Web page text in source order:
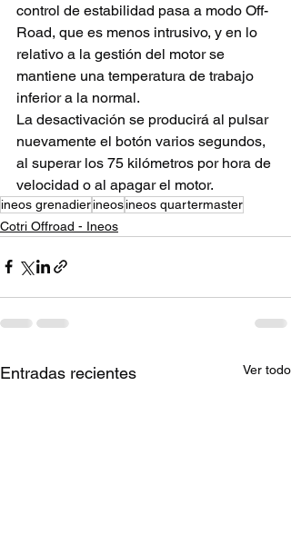
control de estabilidad pasa a modo Off-
Road, que es menos intrusivo, y en lo
relativo a la gestión del motor se
mantiene una temperatura de trabajo
inferior a la normal.
La desactivación se producirá al pulsar
nuevamente el botón varios segundos,
al superar los 75 kilómetros por hora de
velocidad o al apagar el motor.
ineos grenadierineosineos quartermaster
Cotri Offroad - Ineos
Entradas recientes Ver todo